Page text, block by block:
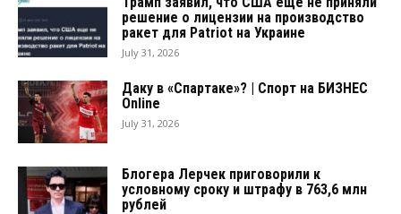
решение о лицензии на производство
ракет для Patriot на Украине
July 31, 2026
Даку в «Спартаке»? | Спорт на БИЗНЕС
Online
July 31, 2026
Блогера Лерчек приговорили к
условному сроку и штрафу в 763,6 млн
рублей